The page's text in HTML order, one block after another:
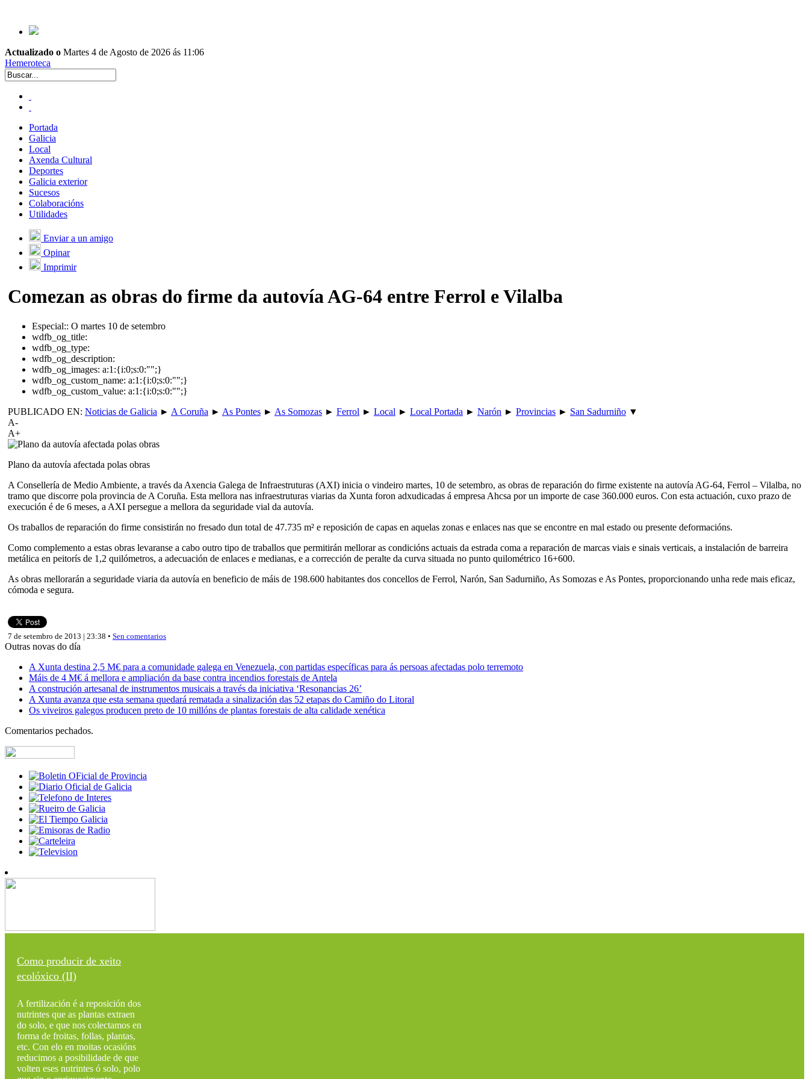
Actualizado o Martes 4 de Agosto de 2026 ás 11:06
Hemeroteca
Portada
Galicia
Local
Axenda Cultural
Deportes
Galicia exterior
Sucesos
Colaboracións
Utilidades
Enviar a un amigo
Opinar
Imprimir
Comezan as obras do firme da autovía AG-64 entre Ferrol e Vilalba
Especial:: O martes 10 de setembro
wdfb_og_title:
wdfb_og_type:
wdfb_og_description:
wdfb_og_images: a:1:{i:0;s:0:"";}
wdfb_og_custom_name: a:1:{i:0;s:0:"";}
wdfb_og_custom_value: a:1:{i:0;s:0:"";}
PUBLICADO EN: Noticias de Galicia ► A Coruña ► As Pontes ► As Somozas ► Ferrol ► Local ► Local Portada ► Narón ► Provincias ► San Sadurniño ▼
A-
A+
Plano da autovía afectada polas obras
A Consellería de Medio Ambiente, a través da Axencia Galega de Infraestruturas (AXI) inicia o vindeiro martes, 10 de setembro, as obras de reparación do firme existente na autovía AG-64, Ferrol – Vilalba, no
tramo que discorre pola provincia de A Coruña. Esta mellora nas infraestruturas viarias da Xunta foron adxudicadas á empresa Ahcsa por un importe de case 360.000 euros. Con esta actuación, cuxo prazo de
execución é de 6 meses, a AXI persegue a mellora da seguridade vial da autovía.
Os traballos de reparación do firme consistirán no fresado dun total de 47.735 m² e reposición de capas en aquelas zonas e enlaces nas que se encontre en mal estado ou presente deformacións.
Como complemento a estas obras levaranse a cabo outro tipo de traballos que permitirán mellorar as condicións actuais da estrada coma a reparación de marcas viais e sinais verticais, a instalación de barreira
metálica en peitorís de 1,2 quilómetros, a adecuación de enlaces e medianas, e a corrección de peralte da curva situada no punto quilométrico 16+600.
As obras mellorarán a seguridade viaria da autovía en beneficio de máis de 198.600 habitantes dos concellos de Ferrol, Narón, San Sadurniño, As Somozas e As Pontes, proporcionando unha rede mais eficaz,
cómoda e segura.
7 de setembro de 2013 | 23:38 • Sen comentarios
Outras novas do día
A Xunta destina 2,5 M€ para a comunidade galega en Venezuela, con partidas específicas para ás persoas afectadas polo terremoto
Máis de 4 M€ á mellora e ampliación da base contra incendios forestais de Antela
A construción artesanal de instrumentos musicais a través da iniciativa ‘Resonancias 26’
A Xunta avanza que esta semana quedará rematada a sinalización das 52 etapas do Camiño do Litoral
Os viveiros galegos producen preto de 10 millóns de plantas forestais de alta calidade xenética
Comentarios pechados.
Como producir de xeito
ecolóxico (II)
A fertilización é a reposición dos
nutrintes que as plantas extraen
do solo, e que nos colectamos en
forma de froitas, follas, plantas,
etc. Con elo en moitas ocasións
reducimos a posibilidade de que
volten eses nutrintes ó solo, polo